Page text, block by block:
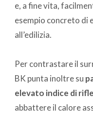
e, a fine vita,
esempio concreto di
all’edilizia.
Per contrastare il
BK punta inoltre su
elevato indice di
abbattere il calore